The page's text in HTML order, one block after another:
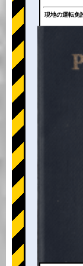
現地の運転免